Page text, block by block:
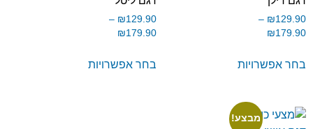
₪129.90
–
₪179.90
בחר אפשרויות
₪129.90
–
₪179.90
בחר אפשרויות
מבצע!